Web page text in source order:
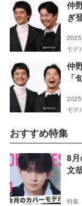
仲
ぎ
モデ
仲
「
モデ
おすすめ特集
8
文
特集